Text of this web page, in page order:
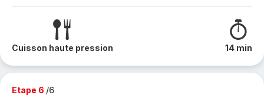
Cuisson haute pression 14 min
Etape 6 /6